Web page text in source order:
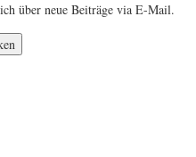
über neue Beiträge via E-Mail.